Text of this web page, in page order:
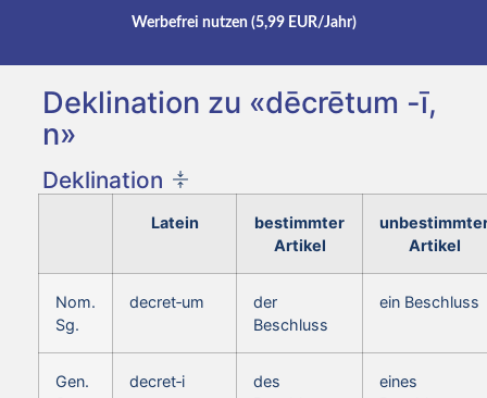
Werbefrei nutzen (5,99 EUR/Jahr)
Deklination zu «dēcrētum -ī,
n»
Deklination
Latein
bestimmter
Artikel
Artikel
Nom.
Sg.
decret‑um
der
Beschluss
ein Beschluss
Gen.
decret‑i
des
eines